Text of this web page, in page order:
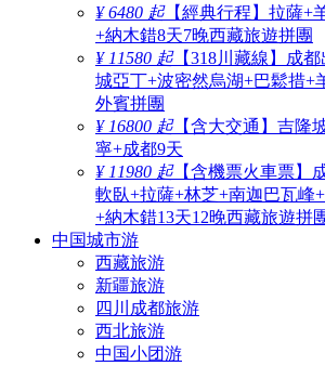
¥ 6480 起【經典行程】拉薩+
+納木錯8天7晚西藏旅遊拼團
¥ 11580 起【318川藏線】成
城亞丁+波密然烏湖+巴鬆措+
外賓拼團
¥ 16800 起【含大交通】吉隆
寧+成都9天
¥ 11980 起【含機票火車票】
軟臥+拉薩+林芝+南迦巴瓦峰
+納木錯13天12晚西藏旅遊拼
中国城市游
西藏旅游
新疆旅游
四川成都旅游
西北旅游
中国小团游